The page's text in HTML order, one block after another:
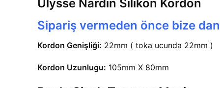
Ulysse Nardin Silikon Kordon
Sipariş vermeden önce bize
Kordon Genişliği: 22mm ( toka ucunda 22mm )
Kordon Uzunlugu: 105mm X 80mm